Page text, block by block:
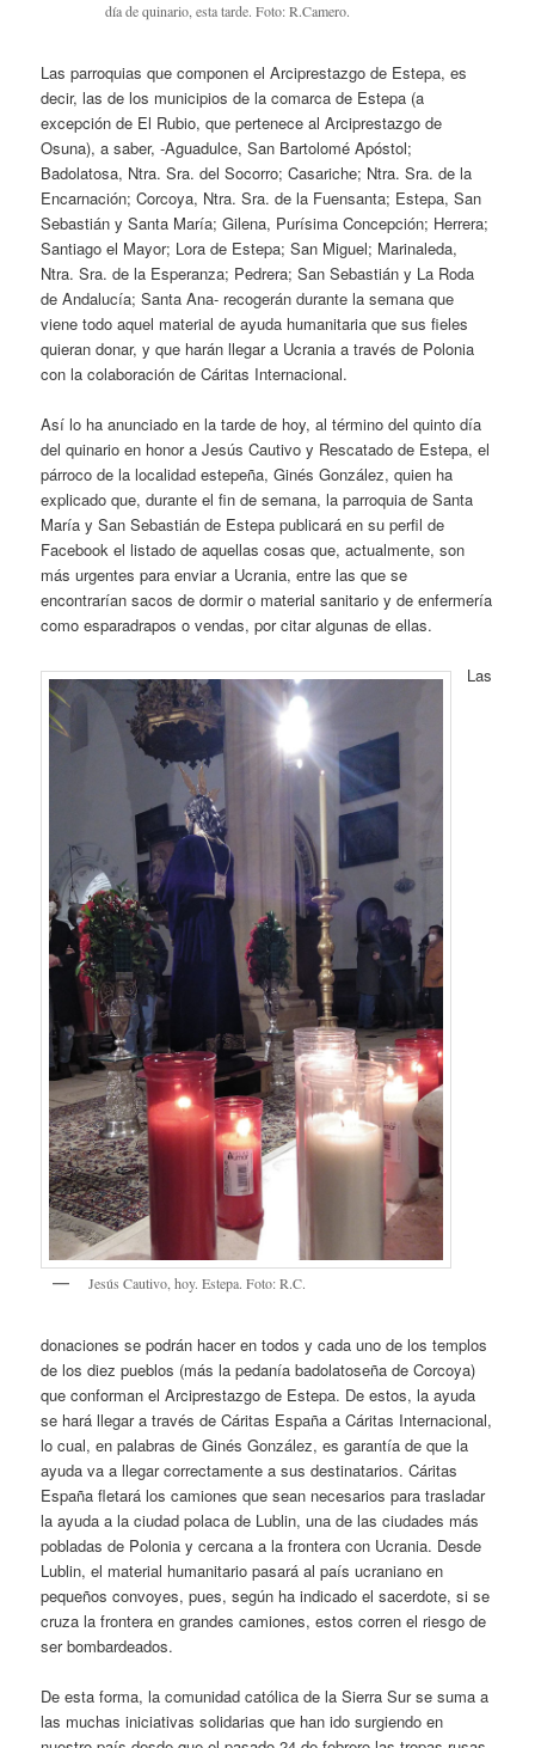
día de quinario, esta tarde. Foto: R.Camero.
Las parroquias que componen el Arciprestazgo de Estepa, es
decir, las de los municipios de la comarca de Estepa (a
excepción de El Rubio, que pertenece al Arciprestazgo de
Osuna), a saber, -Aguadulce, San Bartolomé Apóstol;
Badolatosa, Ntra. Sra. del Socorro; Casariche; Ntra. Sra. de la
Encarnación; Corcoya, Ntra. Sra. de la Fuensanta; Estepa, San
Sebastián y Santa María; Gilena, Purísima Concepción; Herrera;
Santiago el Mayor; Lora de Estepa; San Miguel; Marinaleda,
Ntra. Sra. de la Esperanza; Pedrera; San Sebastián y La Roda
de Andalucía; Santa Ana- recogerán durante la semana que
viene todo aquel material de ayuda humanitaria que sus fieles
quieran donar, y que harán llegar a Ucrania a través de Polonia
con la colaboración de Cáritas Internacional.
Así lo ha anunciado en la tarde de hoy, al término del quinto día
del quinario en honor a Jesús Cautivo y Rescatado de Estepa, el
párroco de la localidad estepeña, Ginés González, quien ha
explicado que, durante el fin de semana, la parroquia de Santa
María y San Sebastián de Estepa publicará en su perfil de
Facebook el listado de aquellas cosas que, actualmente, son
más urgentes para enviar a Ucrania, entre las que se
encontrarían sacos de dormir o material sanitario y de enfermería
como esparadrapos o vendas, por citar algunas de ellas.
Jesús Cautivo, hoy. Estepa. Foto: R.C.
Las
donaciones se podrán hacer en todos y cada uno de los templos
de los diez pueblos (más la pedanía badolatoseña de Corcoya)
que conforman el Arciprestazgo de Estepa. De estos, la ayuda
se hará llegar a través de Cáritas España a Cáritas Internacional,
lo cual, en palabras de Ginés González, es garantía de que la
ayuda va a llegar correctamente a sus destinatarios. Cáritas
España fletará los camiones que sean necesarios para trasladar
la ayuda a la ciudad polaca de Lublin, una de las ciudades más
pobladas de Polonia y cercana a la frontera con Ucrania. Desde
Lublin, el material humanitario pasará al país ucraniano en
pequeños convoyes, pues, según ha indicado el sacerdote, si se
cruza la frontera en grandes camiones, estos corren el riesgo de
ser bombardeados.
De esta forma, la comunidad católica de la Sierra Sur se suma a
las muchas iniciativas solidarias que han ido surgiendo en